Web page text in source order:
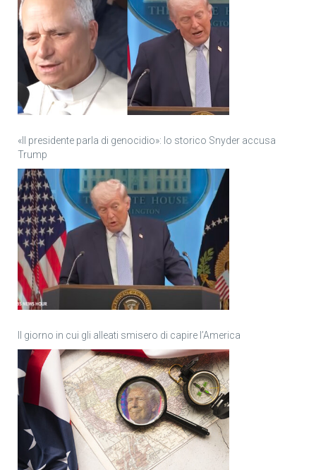
«Il presidente parla di genocidio»: lo storico Snyder accusa
Trump
Il giorno in cui gli alleati smisero di capire l’America